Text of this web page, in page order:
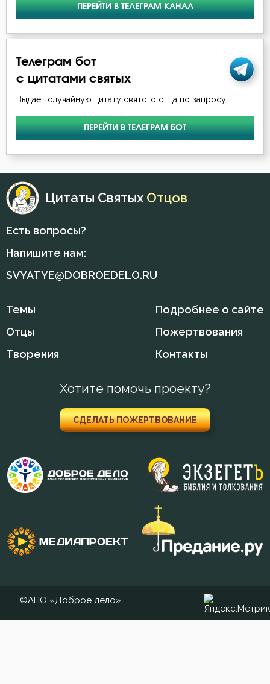
Отчаяние
Падение
Память
Плач
Плоть
Подвиг
Подвижничество
Покаяние
Поклон
Послушание
Похоть
Прелесть
Привычки
ПЕРЕЙТИ В ТЕЛЕГРАМ КАНАЛ
Телеграм бот
с цитатами святых
Выдает случайную цитату святого отца по запросу
ПЕРЕЙТИ В ТЕЛЕГРАМ БОТ
Цитаты Святых Отцов
Есть вопросы?
Напишите нам:
SVYATYE@DOBROEDELO.RU
Темы
Отцы
Творения
Подробнее о сайте
Пожертвования
Контакты
Хотите помочь проекту?
СДЕЛАТЬ ПОЖЕРТВОВАНИЕ
©АНО «Доброе дело»